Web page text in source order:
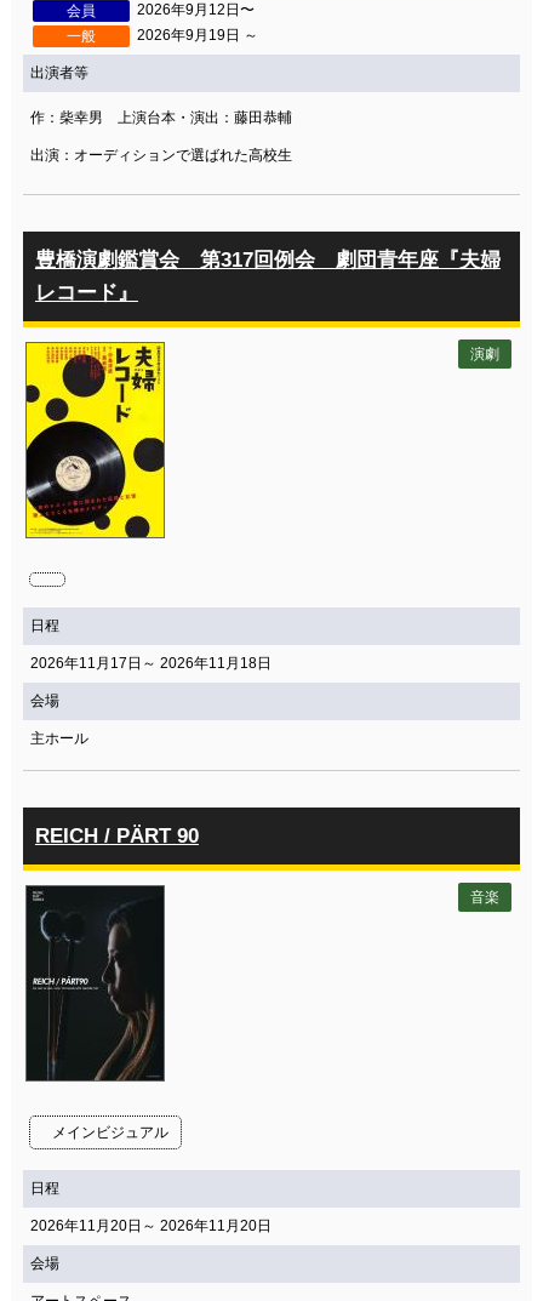
会員
2026年9月12日〜
一般
2026年9月19日 ～
出演者等
作：柴幸男 上演台本・演出：藤田恭輔
出演：オーディションで選ばれた高校生
豊橋演劇鑑賞会 第317回例会 劇団青年座『夫婦
レコード』
演劇
日程
2026年11月17日～ 2026年11月18日
会場
主ホール
REICH / PÄRT 90
メインビジュアル
音楽
日程
2026年11月20日～ 2026年11月20日
会場